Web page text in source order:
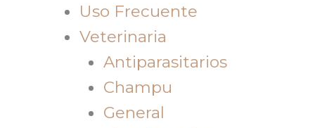
Uso Frecuente
Veterinaria
Antiparasitarios
Champu
General